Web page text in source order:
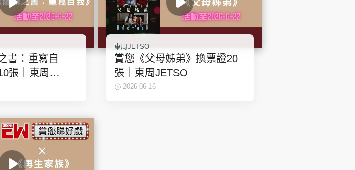
書：重寫自
張｜東周
東周JETSO
賞您《父母姊弟》換票證20
張｜東周JETSO
2026-06-16